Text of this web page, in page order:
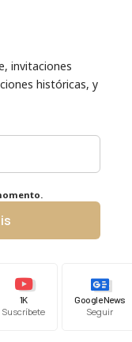
invitaciones
históricas, y
1K
Suscríbete
Google News
Seguir